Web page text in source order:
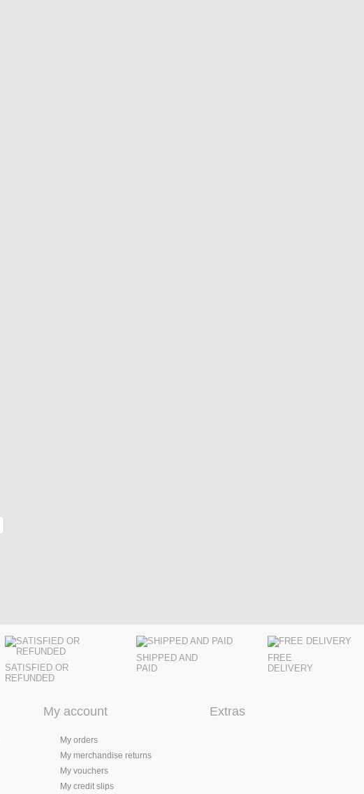
SATISFIED OR
REFUNDED
SHIPPED AND
PAID
FREE
DELIVERY
My account
My orders
My merchandise returns
My vouchers
My credit slips
Extras